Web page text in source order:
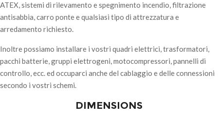
ATEX, sistemi di rilevamento e spegnimento incendio, filtrazione
antisabbia, carro ponte e qualsiasi tipo di attrezzatura e
arredamento richiesto.
Inoltre possiamo installare i vostri quadri elettrici, trasformatori,
pacchi batterie, gruppi elettrogeni, motocompressori, pannelli di
controllo, ecc. ed occuparci anche del cablaggio e delle connessioni
secondo i vostri schemi.
DIMENSIONS